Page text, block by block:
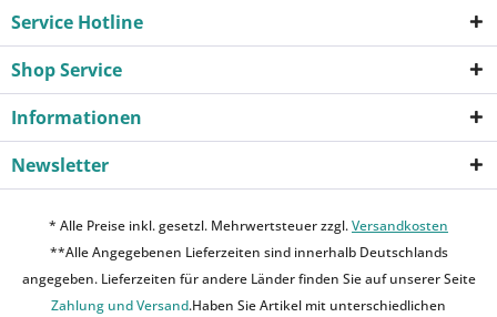
Service Hotline
Shop Service
Informationen
Newsletter
* Alle Preise inkl. gesetzl. Mehrwertsteuer zzgl.Versandkosten
**Alle Angegebenen Lieferzeiten sind innerhalb Deutschlands
angegeben. Lieferzeiten für andere Länder finden Sie auf unserer Seite
Zahlung und Versand.Haben Sie Artikel mit unterschiedlichen